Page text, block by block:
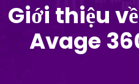
Giới thiệu
Avage